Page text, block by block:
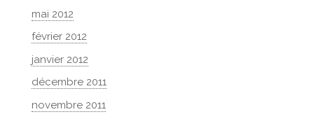
mai 2012
février 2012
janvier 2012
décembre 2011
novembre 2011